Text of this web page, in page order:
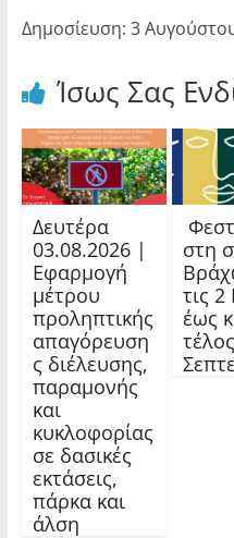
Δημοσίευση: 3
Ίσως Σας
Δευτέρα
03.08.2026 |
Εφαρμογή
μέτρου
προληπτικής
απαγόρευση
ς διέλευσης,
παραμονής
και
κυκλοφορίας
σε δασικές
εκτάσεις,
πάρκα και
άλση
στη
τις 2
έως
τέλος